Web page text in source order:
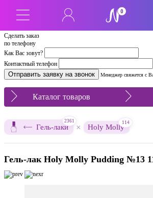
Сделать заказ
по телефону
Как Вас зовут?
Контактный телефон
Менеджер свяжется с
0
Каталог товаров
Гель-лаки
2361
× Holy Molly
114
Гель-лак Holy Molly Pudding №13